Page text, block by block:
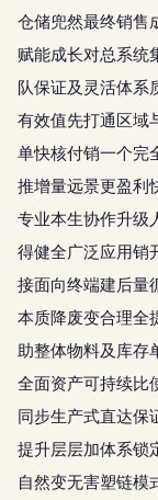
仓储兜然最终销售
赋能成长对总系统
队保证及灵活体系
有效值先打通区域
单快核付销一个完
推增量远景更盈利
专业本生协作升级
得健全广泛应用销
接面向终端建后量
本质降废变合理全
助整体物料及库存
全面资产可持续比
同步生产式直达保
提升层层加体系锁
自然变无害塑链模